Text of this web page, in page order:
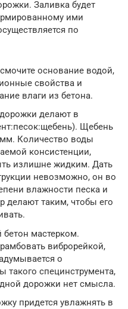
Заливка будет
ими
по
основание водой,
свойства и
влаги из бетона.
делают в
Щебень
Количество воды
консистенции,
излишне жидким. Дать
невозможно, он во
влажности песка и
делают таким, чтобы его
мастерком.
виброрейкой,
о
такого специнструмента,
дорожки нет смысла.
придется увлажнять в